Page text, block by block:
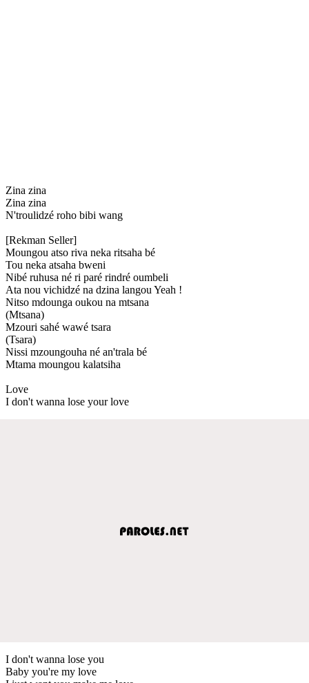
Zina zina
Zina zina
N'troulidzé roho bibi wang
[Rekman Seller]
Moungou atso riva neka ritsaha bé
Tou neka atsaha bweni
Nibé ruhusa né ri paré rindré oumbeli
Ata nou vichidzé na dzina langou Yeah !
Nitso mdounga oukou na mtsana
(Mtsana)
Mzouri sahé wawé tsara
(Tsara)
Nissi mzoungouha né an'trala bé
Mtama moungou kalatsiha
Love
I don't wanna lose your love
I don't wanna lose you
Baby you're my love